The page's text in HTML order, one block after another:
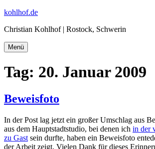
Zum
springen
kohlhof.de
Christian Kohlhof | Rostock, Schwerin
Menü
Tag: 20. Januar 2009
Beweisfoto
In der Post lag jetzt ein großer Umschlag aus
aus dem Hauptstadtstudio, bei denen ich in der
zu Gast sein durfte, haben ein Beweisfoto
der Arbeit zeigt. Vielen Dank für dieses